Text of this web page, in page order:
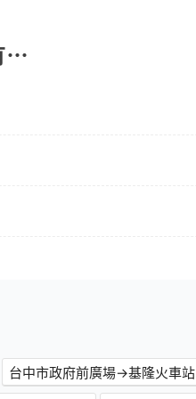
⋯
台中市政府前廣場→基隆火車站